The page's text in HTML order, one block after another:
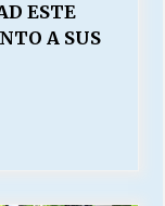
riqueza
ESTE